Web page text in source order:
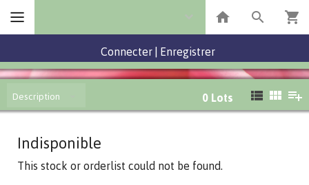
Connecter Enregistrer
Description 0 Lots
Indisponible
This stock or orderlist could not be found.